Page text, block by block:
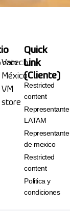
Vatech
México
VM
store
Quick
Link
(Cliente)
Restricted
content
Representante
LATAM
Representante
de mexico
Restricted
content
Politica y
condiciones